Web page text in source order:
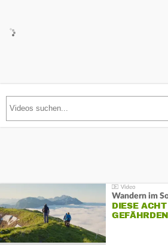
Wandern im
DIESE